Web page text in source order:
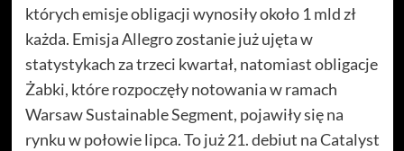
których emisje obligacji wynosiły około 1 mld zł
każda. Emisja Allegro zostanie już ujęta w
statystykach za trzeci kwartał, natomiast obligacje
Żabki, które rozpoczęły notowania w ramach
Warsaw Sustainable Segment, pojawiły się na
rynku w połowie lipca. To już 21. debiut na Catalyst